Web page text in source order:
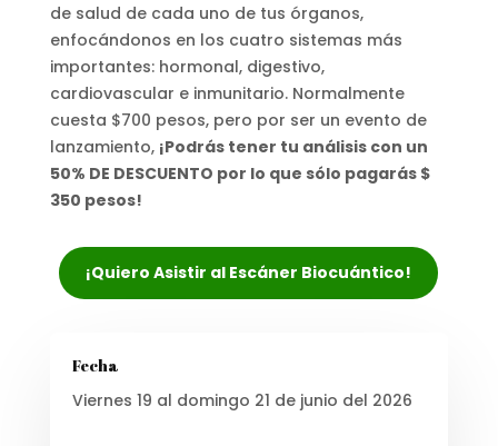
de salud de cada uno de tus órganos,
enfocándonos en los cuatro sistemas más
importantes: hormonal, digestivo,
cardiovascular e inmunitario. Normalmente
cuesta $700 pesos, pero por ser un evento de
lanzamiento, ¡Podrás tener tu análisis con un
50% DE DESCUENTO por lo que sólo pagarás $
350 pesos!
¡Quiero Asistir al Escáner Biocuántico!
Fecha
Viernes 19 al domingo 21 de junio del 2026